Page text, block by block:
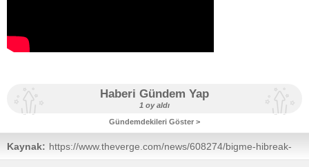
Haberi Gündem Yap
1 oy aldı
Gündemdekileri Göster >
Kaynak: https://www.theverge.com/news/608274/bigme-hibreak-
pro-5g-4g-smartphone-e-ink-screen